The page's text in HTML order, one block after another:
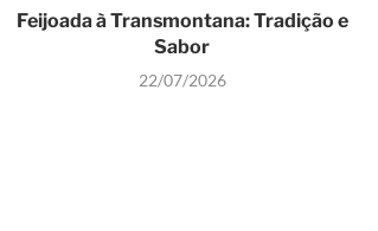
Feijoada à Transmontana: Tradição e
Sabor
22/07/2026